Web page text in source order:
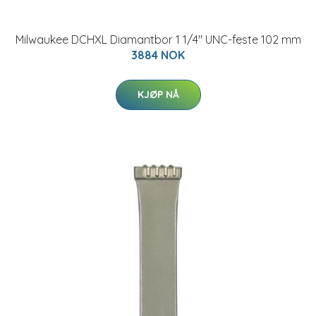
Milwaukee DCHXL Diamantbor 1 1/4" UNC-feste 102 mm
3884 NOK
KJØP NÅ